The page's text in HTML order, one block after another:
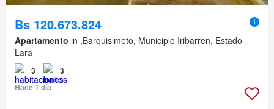
Bs 120.673.824
Apartamento in ,Barquisimeto, Municipio Iribarren, Estado
Lara
3
3
Hace 1 día